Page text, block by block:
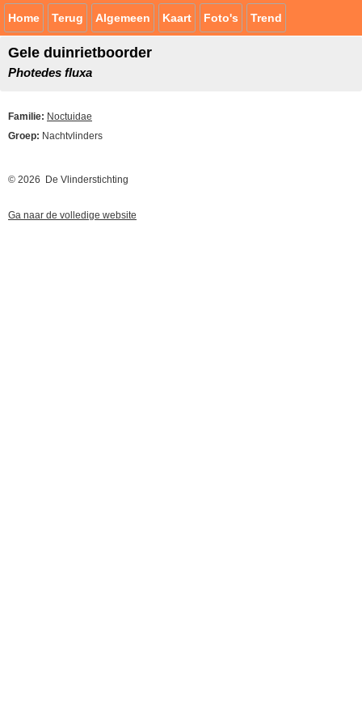
Home Terug Algemeen Kaart Foto's Trend
Gele duinrietboorder
Photedes fluxa
Familie: Noctuidae
Groep: Nachtvlinders
© 2026 De Vlinderstichting
Ga naar de volledige website